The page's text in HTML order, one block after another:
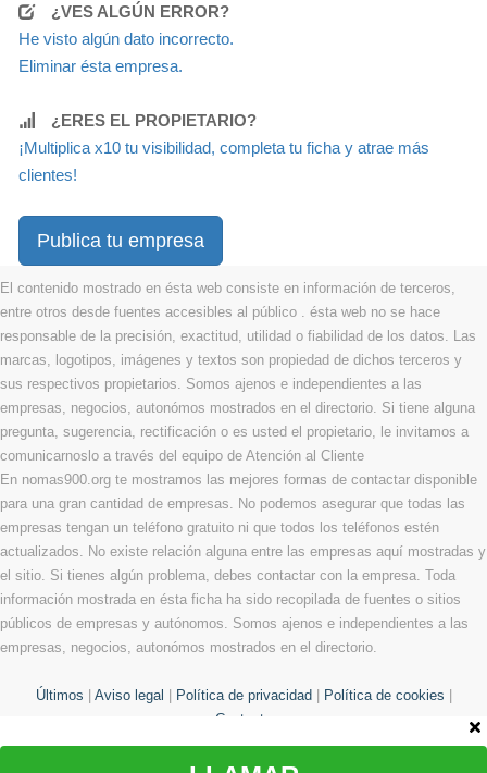
¿VES ALGÚN ERROR?
He visto algún dato incorrecto.
Eliminar ésta empresa.
¿ERES EL PROPIETARIO?
¡Multiplica x10 tu visibilidad, completa tu ficha y atrae más
clientes!
Publica tu empresa
El contenido mostrado en ésta web consiste en información de terceros,
entre otros desde fuentes accesibles al público . ésta web no se hace
responsable de la precisión, exactitud, utilidad o fiabilidad de los datos. Las
marcas, logotipos, imágenes y textos son propiedad de dichos terceros y
sus respectivos propietarios. Somos ajenos e independientes a las
empresas, negocios, autonómos mostrados en el directorio. Si tiene alguna
pregunta, sugerencia, rectificación o es usted el propietario, le invitamos a
comunicarnoslo a través del equipo de Atención al Cliente
En nomas900.org te mostramos las mejores formas de contactar disponible
para una gran cantidad de empresas. No podemos asegurar que todas las
empresas tengan un teléfono gratuito ni que todos los teléfonos estén
actualizados. No existe relación alguna entre las empresas aquí mostradas y
el sitio. Si tienes algún problema, debes contactar con la empresa. Toda
información mostrada en ésta ficha ha sido recopilada de fuentes o sitios
públicos de empresas y autónomos. Somos ajenos e independientes a las
empresas, negocios, autonómos mostrados en el directorio.
Últimos | Aviso legal | Política de privacidad| Política de cookies |
Contacto